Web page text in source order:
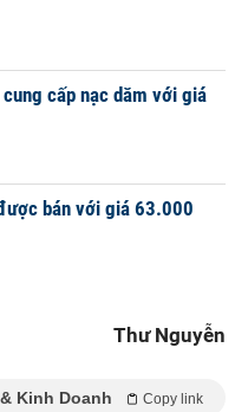
cấp nạc dăm với giá
bán với giá 63.000
Thư Nguyễn
Kinh Doanh Copy link